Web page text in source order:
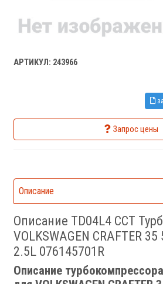
АРТИКУЛ: 243966
Запрос цены
Описание
Описание TD04L4 CCT
VOLKSWAGEN CRAFTER
2.5L 076145701R
Описание